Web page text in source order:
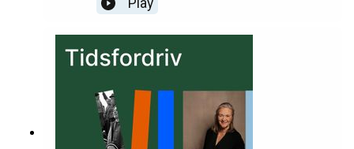
borgsenter og i regi av dette er det satt opp
latinkurs på Slottsfjellsmuseet.Kurset ble en
braksuksess og i denne episoden lærer vi oss
latin!
Play